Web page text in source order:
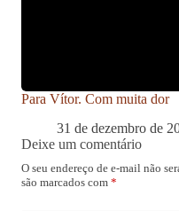
Para Vítor. Com muita dor
31 de dezembro de
Deixe um comentário
O seu endereço de e-mail não
são marcados com *